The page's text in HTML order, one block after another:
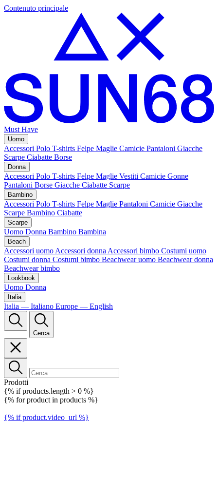
Contenuto principale
Must Have
Uomo
Accessori Polo T-shirts Felpe Maglie Camicie Pantaloni Giacche
Scarpe Ciabatte Borse
Donna
Accessori Polo T-shirts Felpe Maglie Vestiti Camicie Gonne
Pantaloni Borse Giacche Ciabatte Scarpe
Bambino
Accessori Polo T-shirts Felpe Maglie Pantaloni Camicie Giacche
Scarpe Bambino Ciabatte
Scarpe
Uomo Donna Bambino Bambina
Beach
Accessori uomo Accessori donna Accessori bimbo Costumi uomo
Costumi donna Costumi bimbo Beachwear uomo Beachwear donna
Beachwear bimbo
Lookbook
Uomo Donna
Italia
Italia — Italiano Europe — English
Cerca
Prodotti
{% if products.length > 0 %}
{% for product in products %}
{% if product.video_url %}